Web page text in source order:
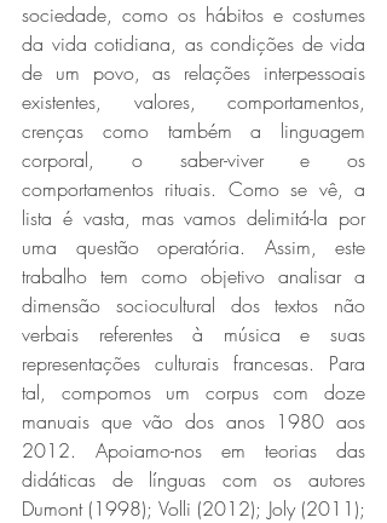
sociedade, como os hábitos e costumes
da vida cotidiana, as condições de vida
de um povo, as relações interpessoais
existentes, valores, comportamentos,
crenças como também a linguagem
corporal, o saber-viver e os
comportamentos rituais. Como se vê, a
lista é vasta, mas vamos delimitá-la por
uma questão operatória. Assim, este
trabalho tem como objetivo analisar a
dimensão sociocultural dos textos não
verbais referentes à música e suas
representações culturais francesas. Para
tal, compomos um corpus com doze
manuais que vão dos anos 1980 aos
2012. Apoiamo-nos em teorias das
didáticas de línguas com os autores
Dumont (1998); Volli (2012); Joly (2011);